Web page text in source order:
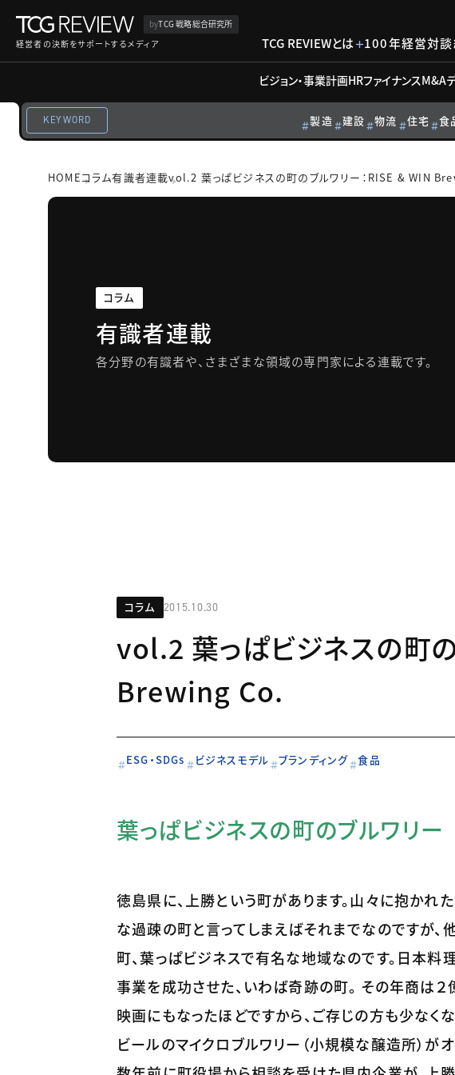
byTCG 戦略総合研究所
経営者の決断をサポートするメディア
TCG REVIEWとは 100年経営対談
ビジョン・事業計画HRファイナンスM&A
KEYWORD 製造 建設 物流 住宅 食
HOMEコラム有識者連載vol.2 葉っぱビジネスの町のブルワリー：RISE & WIN
コラム
有識者連載
各分野の有識者や、さまざまな領域の専門家による連載です。
コラム 2015.10.30
vol.2 葉っぱビジネスの町
Brewing Co.
ESG・SDGs ビジネスモデル ブランディング 食品
葉っぱビジネスの町のブルワリー
徳島県に、上勝という町があります。山々に抱かれ
な過疎の町と言ってしまえばそれまでなのですが、
町、葉っぱビジネスで有名な地域なのです。日本料
事業を成功させた、いわば奇跡の町。 その年商は
映画にもなったほどですから、ご存じの方も少なく
ビールのマイクロブルワリー（小規模な醸造所）がオ